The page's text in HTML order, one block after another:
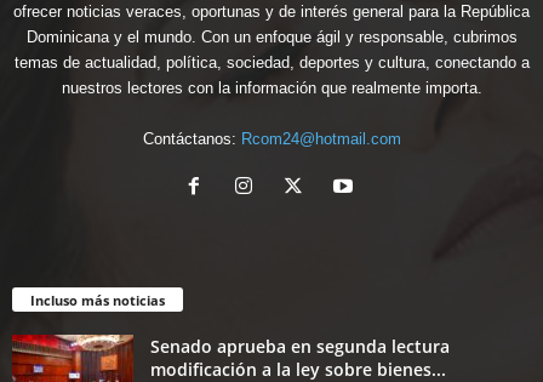
ofrecer noticias veraces, oportunas y de interés general para la República
Dominicana y el mundo. Con un enfoque ágil y responsable, cubrimos
temas de actualidad, política, sociedad, deportes y cultura, conectando a
nuestros lectores con la información que realmente importa.
Contáctanos: Rcom24@hotmail.com
Incluso más noticias
Senado aprueba en segunda lectura
modificación a la ley sobre bienes...